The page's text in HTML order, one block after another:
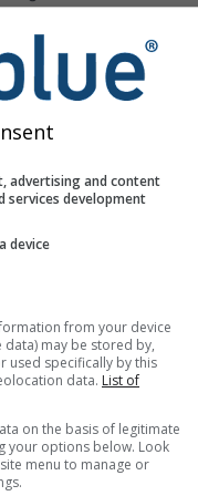
een diameter van
is
woestijnen. Vaak zijn
alle bijbehorende
worden
veroorzaakt
advertising and content
services development
device
from your device
may be stored by,
used specifically by this
data. List of
on the basis of legitimate
your options below. Look
menu to manage or